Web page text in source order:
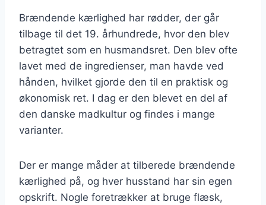
Brændende kærlighed har rødder, der går
tilbage til det 19. århundrede, hvor den blev
betragtet som en husmandsret. Den blev ofte
lavet med de ingredienser, man havde ved
hånden, hvilket gjorde den til en praktisk og
økonomisk ret. I dag er den blevet en del af
den danske madkultur og findes i mange
varianter.
Der er mange måder at tilberede brændende
kærlighed på, og hver husstand har sin egen
opskrift. Nogle foretrækker at bruge flæsk,